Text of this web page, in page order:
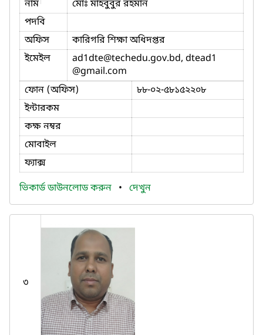
নাম
মোঃ মাহবুবুর রহমান
পদবি
অফিস
কারিগরি শিক্ষা অধিদপ্তর
ইমেইল
ad1dte@techedu.gov.bd, dtead1
@gmail.com
ফোন (অফিস)
৮৮-০২-৫৮১৫২২০৮
ইন্টারকম
কক্ষ নম্বর
মোবাইল
ফ্যাক্স
ভিকার্ড ডাউনলোড করুন • দেখুন
৩